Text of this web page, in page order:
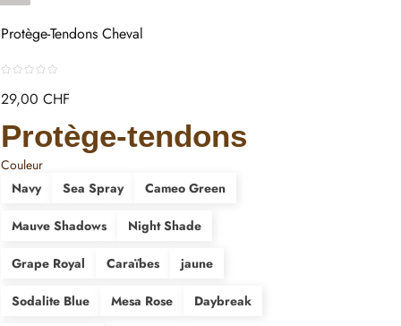
Protège-Tendons Cheval
29,00 CHF
Protège-tendons
Couleur
Navy
Sea Spray Cameo Green
Mauve Shadows Night Shade
Grape Royal Caraïbes jaune
Sodalite Blue Mesa Rose Daybreak